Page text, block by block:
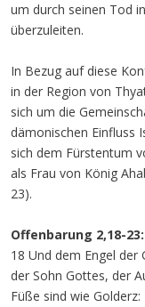
um durch seinen Tod
überzuleiten.
In Bezug auf diese
in der Region von
sich um die
dämonischen Einfluss
sich dem Fürstentum
als Frau von König
23).
Offenbarung 2,18-23:
18 Und dem Engel der
der Sohn Gottes, der
Füße sind wie